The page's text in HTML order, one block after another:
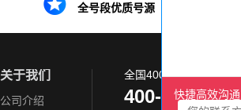
全号段优质号源
关于我们
公司介绍
全国400电话服务热线:
400-870-8800